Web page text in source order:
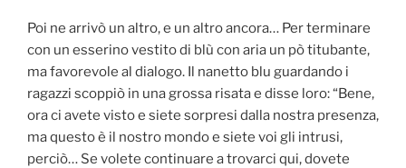
Poi ne arrivò un altro, e un altro ancora… Per terminare
con un esserino vestito di blù con aria un pò titubante,
ma favorevole al dialogo. Il nanetto blu guardando i
ragazzi scoppiò in una grossa risata e disse loro: “Bene,
ora ci avete visto e siete sorpresi dalla nostra presenza,
ma questo è il nostro mondo e siete voi gli intrusi,
perciò… Se volete continuare a trovarci qui, dovete